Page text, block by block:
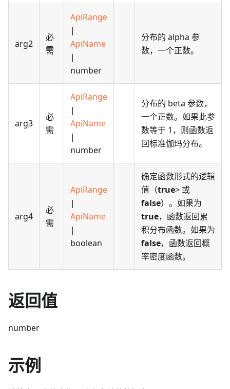
arg2
必
需
ApiRange
|
ApiName
|
number
分布的 alpha 参
数，一个正数。
arg3
必
需
ApiRange
|
ApiName
|
number
分布的 beta 参数，
一个正数。如果此参
数等于 1，则函数返
回标准伽玛分布。
arg4
必
需
ApiRange
|
ApiName
|
boolean
确定函数形式的逻辑
值（true> 或
false）。如果为
true，函数返回累
积分布函数。如果为
false，函数返回概
率密度函数。
返回值
number
示例